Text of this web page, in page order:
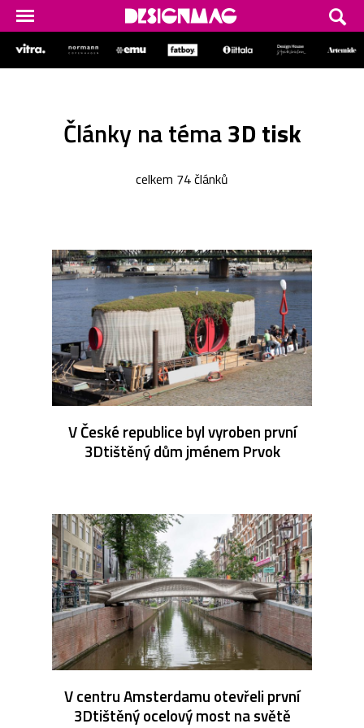
Články na téma3D tisk
celkem 74 článků
V České republice byl vyroben první
3Dtištěný dům jménem Prvok
V centru Amsterdamu otevřeli první
3Dtištěný ocelový most na světě